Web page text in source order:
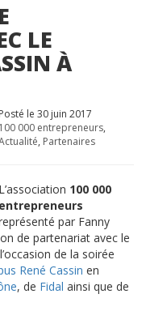
LE
À
Posté le 30 juin 2017
100 000 entrepreneurs,
, Partenaires
L’association 100 000
entrepreneurs
par Fanny
de partenariat avec le
de la soirée
René Cassin en
, de Fidal ainsi que de